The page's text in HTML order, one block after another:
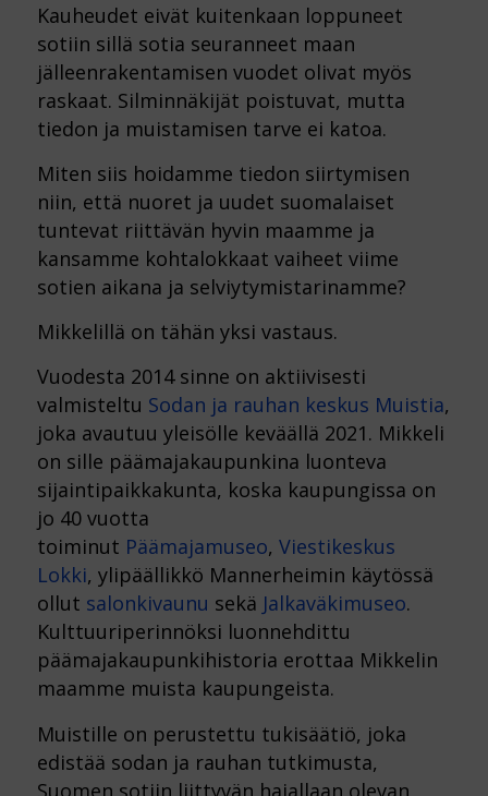
Kauheudet eivät kuitenkaan loppuneet
sotiin sillä sotia seuranneet maan
jälleenrakentamisen vuodet olivat myös
raskaat. Silminnäkijät poistuvat, mutta
tiedon ja muistamisen tarve ei katoa.
Miten siis hoidamme tiedon siirtymisen
niin, että nuoret ja uudet suomalaiset
tuntevat riittävän hyvin maamme ja
kansamme kohtalokkaat vaiheet viime
sotien aikana ja selviytymistarinamme?
Mikkelillä on tähän yksi vastaus.
Vuodesta 2014 sinne on aktiivisesti
valmisteltu Sodan ja rauhan keskus Muistia,
joka avautuu yleisölle keväällä 2021. Mikkeli
on sille päämajakaupunkina luonteva
sijaintipaikkakunta, koska kaupungissa on
jo 40 vuotta
toiminut Päämajamuseo, Viestikeskus
Lokki, ylipäällikkö Mannerheimin käytössä
ollut salonkivaunu sekä Jalkaväkimuseo.
Kulttuuriperinnöksi luonnehdittu
päämajakaupunkihistoria erottaa Mikkelin
maamme muista kaupungeista.
Muistille on perustettu tukisäätiö, joka
edistää sodan ja rauhan tutkimusta,
Suomen sotiin liittyvän hajallaan olevan